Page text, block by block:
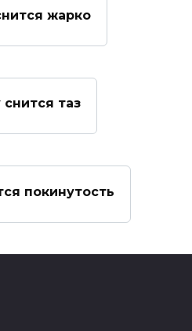
жарко
таз
покинутость